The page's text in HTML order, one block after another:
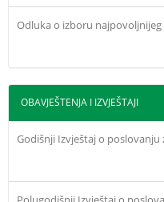
Odluka o izboru
OBAVJEŠTENJA I IZVJEŠTAJI
Godišnji Izvještaj o poslovanju